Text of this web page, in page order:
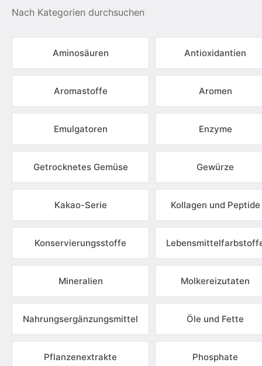
Nach Kategorien durchsuchen
Aminosäuren Antioxidantien
Aromastoffe Aromen
Emulgatoren Enzyme
Getrocknetes Gemüse Gewürze
Kakao-Serie Kollagen und Peptide
Konservierungsstoffe
Mineralien Molkereizutaten
Nahrungsergänzungsmittel Öle und Fette
Pflanzenextrakte Phosphate